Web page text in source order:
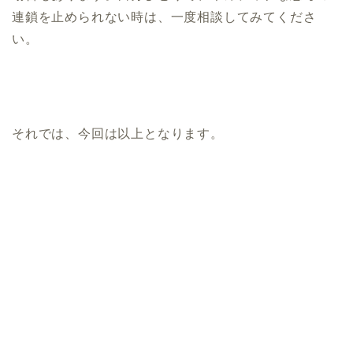
連鎖を止められない時は、一度相談してみてくださ
い。
それでは、今回は以上となります。